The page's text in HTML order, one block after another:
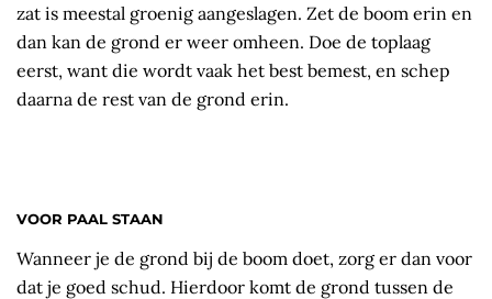
zat is meestal groenig aangeslagen. Zet de boom erin en
dan kan de grond er weer omheen. Doe de toplaag
eerst, want die wordt vaak het best bemest, en schep
daarna de rest van de grond erin.
VOOR PAAL STAAN
Wanneer je de grond bij de boom doet, zorg er dan voor
dat je goed schud. Hierdoor komt de grond tussen de